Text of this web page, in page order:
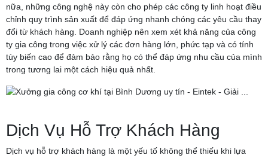
nữa, những công nghệ này còn cho phép các công ty linh hoạt điều
chỉnh quy trình sản xuất để đáp ứng nhanh chóng các yêu cầu thay
đổi từ khách hàng. Doanh nghiệp nên xem xét khả năng của công
ty gia công trong việc xử lý các đơn hàng lớn, phức tạp và có tính
tùy biến cao để đảm bảo rằng họ có thể đáp ứng nhu cầu của mình
trong tương lai một cách hiệu quả nhất.
Dịch Vụ Hỗ Trợ Khách Hàng
Dịch vụ hỗ trợ khách hàng là một yếu tố không thể thiếu khi lựa